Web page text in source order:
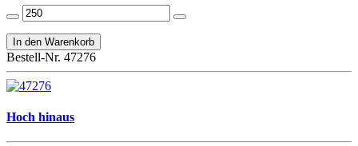
Bestell-Nr. 47276
Hoch hinaus